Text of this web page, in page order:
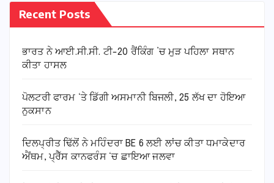
Recent Posts
ਭਾਰਤ ਨੇ ਆਈ.ਸੀ.ਸੀ. ਟੀ-20 ਰੈਂਕਿੰਗ ’ਚ ਮੁੜ ਪਹਿਲਾ ਸਥਾਨ
ਕੀਤਾ ਹਾਸਲ
ਪੋਲਟਰੀ ਫਾਰਮ ‘ਤੇ ਡਿੱਗੀ ਅਸਮਾਨੀ ਬਿਜਲੀ, 25 ਲੱਖ ਦਾ ਹੋਇਆ
ਨੁਕਸਾਨ
ਦਿਲਪ੍ਰੀਤ ਢਿੱਲੋਂ ਨੇ ਮਹਿੰਦਰਾ BE 6 ਲਈ ਲਾਂਚ ਕੀਤਾ ਧਮਾਕੇਦਾਰ
ਐਂਥਮ, ਪ੍ਰੈੱਸ ਕਾਨਫਰੰਸ ‘ਚ ਛਾਇਆ ਜਲਵਾ